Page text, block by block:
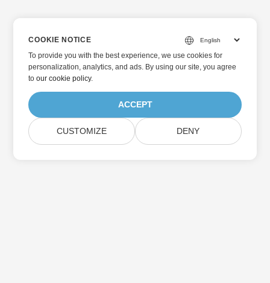
COOKIE NOTICE
To provide you with the best experience, we use cookies for
personalization, analytics, and ads. By using our site, you agree
toour cookie policy.
ACCEPT
CUSTOMIZE DENY